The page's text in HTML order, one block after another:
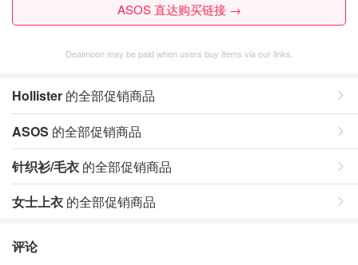
ASOS 直达购买链接 →
Dealmoon may be paid when users buy items via our links.
Hollister 的全部促销商品
ASOS 的全部促销商品
针织衫/毛衣 的全部促销商品
女士上衣 的全部促销商品
评论